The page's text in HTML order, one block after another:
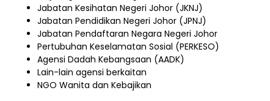
Jabatan Kesihatan Negeri Johor (JKNJ)
Jabatan Pendidikan Negeri Johor (JPNJ)
Jabatan Pendaftaran Negara Negeri Johor
Pertubuhan Keselamatan Sosial (PERKESO)
Agensi Dadah Kebangsaan (AADK)
Lain-lain agensi berkaitan
NGO Wanita dan Kebajikan